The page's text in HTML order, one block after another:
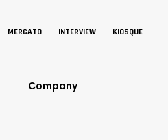
MERCATO INTERVIEW
KIOSQUE
Company